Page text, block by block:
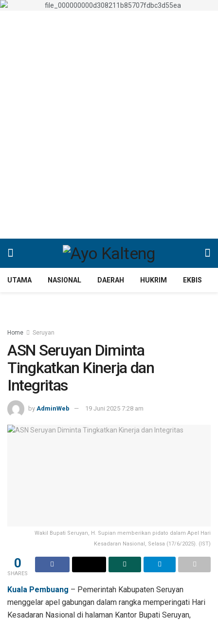
UTAMA NASIONAL DAERAH HUKRIM EKBIS
Home Seruyan
ASN Seruyan Diminta
Tingkatkan Kinerja dan
Integritas
by AdminWeb 19 Juni 2025 7:28 am
Wakil Bupati Seruyan, H. Supian memberikan pidato dalam Apel Hari
Kesadaran Nasional, Selasa (17/6/2025). (IST)
0
SHARES
Kuala Pembuang – Pemerintah Kabupaten Seruyan
menggelar apel gabungan dalam rangka memperingati Hari
Kesadaran Nasional di halaman Kantor Bupati Seruyan,